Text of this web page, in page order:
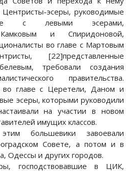
Центристы-эсеры, руководимые
с левыми эсерами,
Камковым и Спиридоновой,
во главе с Мартовым
[22]представленные
требовали создания
правительства.
главе с Церетели, Даном и
эсеры, которыми руководили
на участии в новом
имущих классов.
большевики завоевали
Совете, а потом и в
Одессы и других городов.
господствовавшие в ЦИК,